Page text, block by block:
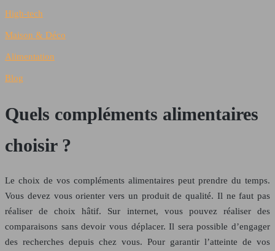
High-tech
Maison & Déco
Alimentation
Blog
Quels compléments alimentaires
choisir ?
Le choix de vos compléments alimentaires peut prendre du temps.
Vous devez vous orienter vers un produit de qualité. Il ne faut pas
réaliser de choix hâtif. Sur internet, vous pouvez réaliser des
comparaisons sans devoir vous déplacer. Il sera possible d’engager
des recherches depuis chez vous. Pour garantir l’atteinte de vos